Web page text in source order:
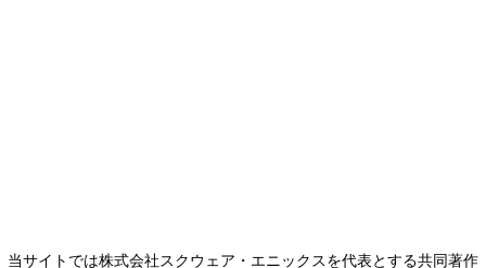
当サイトでは株式会社スクウェア・エニックスを代表とする共同著作